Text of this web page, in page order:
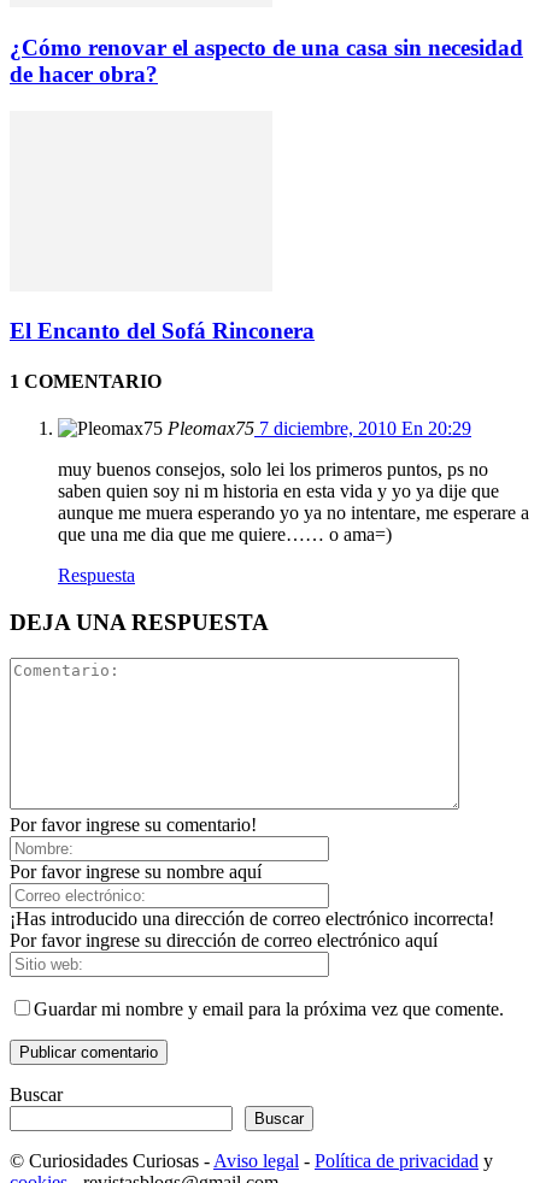
¿Cómo renovar el aspecto de una casa sin necesidad
de hacer obra?
El Encanto del Sofá Rinconera
1 COMENTARIO
Pleomax75 7 diciembre, 2010 En 20:29
muy buenos consejos, solo lei los primeros puntos, ps no
saben quien soy ni m historia en esta vida y yo ya dije que
aunque me muera esperando yo ya no intentare, me esperare a
que una me dia que me quiere…… o ama=)
Respuesta
DEJA UNA RESPUESTA
Por favor ingrese su comentario!
Por favor ingrese su nombre aquí
¡Has introducido una dirección de correo electrónico incorrecta!
Por favor ingrese su dirección de correo electrónico aquí
Guardar mi nombre y email para la próxima vez que comente.
Buscar
Buscar
© Curiosidades Curiosas - Aviso legal - Política de privacidad y